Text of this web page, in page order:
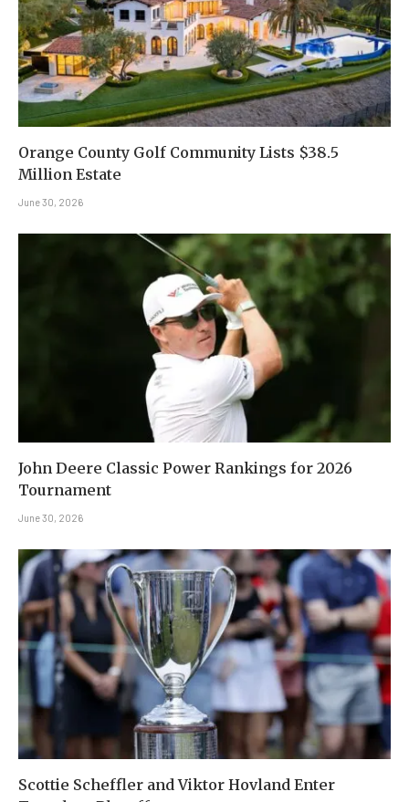
Orange County Golf Community Lists $38.5
Million Estate
June 30, 2026
John Deere Classic Power Rankings for 2026
Tournament
June 30, 2026
Scottie Scheffler and Viktor Hovland Enter